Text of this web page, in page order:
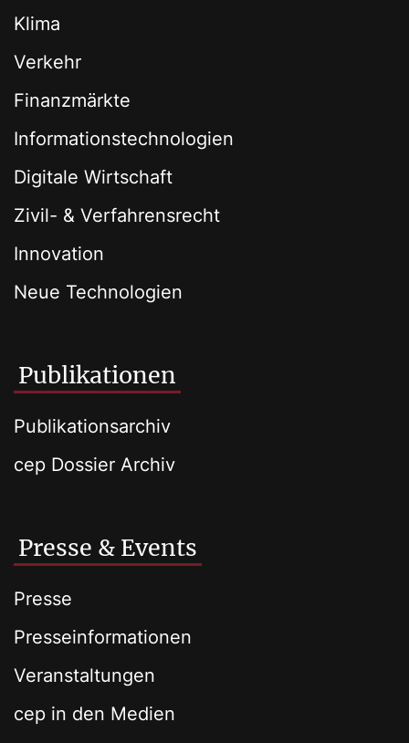
Klima
Verkehr
Finanzmärkte
Informationstechnologien
Digitale Wirtschaft
Zivil- & Verfahrensrecht
Innovation
Neue Technologien
Publikationen
Publikationsarchiv
cep Dossier Archiv
Presse & Events
Presse
Presseinformationen
Veranstaltungen
cep in den Medien